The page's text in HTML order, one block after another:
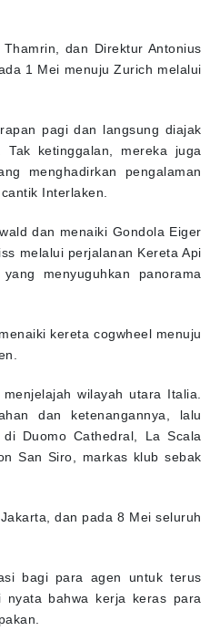
dan Direktur Antonius
1 Mei menuju Zurich melalui
pagi dan langsung diajak
ketinggalan, mereka juga
menghadirkan pengalaman
Interlaken.
dan menaiki Gondola Eiger
melalui perjalanan Kereta Api
menyuguhkan panorama
kereta cogwheel menuju
wilayah utara Italia.
dan ketenangannya, lalu
Duomo Cathedral, La Scala
San Siro, markas klub sebak
dan pada 8 Mei seluruh
bagi para agen untuk terus
nyata bahwa kerja keras para